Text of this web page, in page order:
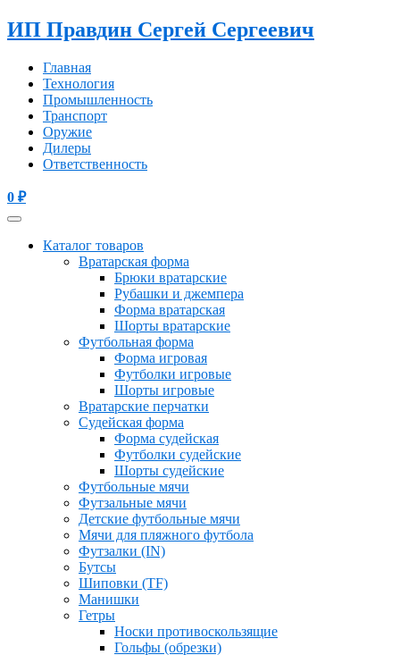
ИП Правдин Сергей Сергеевич
Главная
Технология
Промышленность
Транспорт
Оружие
Дилеры
Ответственность
0 ₽
Каталог товаров
Вратарская форма
Брюки вратарские
Рубашки и джемпера
Форма вратарская
Шорты вратарские
Футбольная форма
Форма игровая
Футболки игровые
Шорты игровые
Вратарские перчатки
Судейская форма
Форма судейская
Футболки судейские
Шорты судейские
Футбольные мячи
Футзальные мячи
Детские футбольные мячи
Мячи для пляжного футбола
Футзалки (IN)
Бутсы
Шиповки (TF)
Манишки
Гетры
Носки противоскользящие
Гольфы (обрезки)